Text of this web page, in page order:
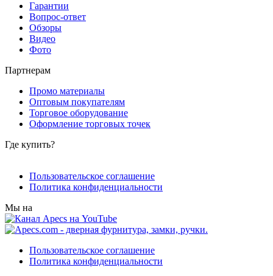
Гарантии
Вопрос-ответ
Обзоры
Видео
Фото
Партнерам
Промо материалы
Оптовым покупателям
Торговое оборудование
Оформление торговых точек
Где купить?
Пользовательское соглашение
Политика конфиденциальности
Мы на
Пользовательское соглашение
Политика конфиденциальности